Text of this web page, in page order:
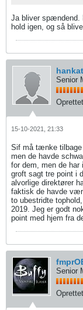
Ja bliver spændend.
hold igen, og så
Senior
15-10-2021, 21:33
Sif må tænke tilbage
men de havde
for dem, men de
groft sagt tre point i
alvorlige direktører
faktisk de havde
to ubestridte
2019. Jeg er godt
point med hjem fra
Senior